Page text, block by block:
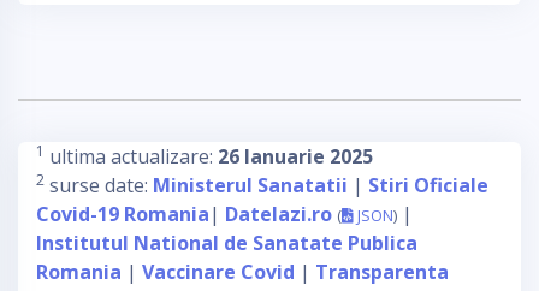
1 ultima actualizare: 26 Ianuarie 2025
2 surse date: Ministerul Sanatatii | Stiri Oficiale
Covid-19 Romania| Datelazi.ro ( JSON) |
Institutul National de Sanatate Publica
Romania | Vaccinare Covid | Transparenta